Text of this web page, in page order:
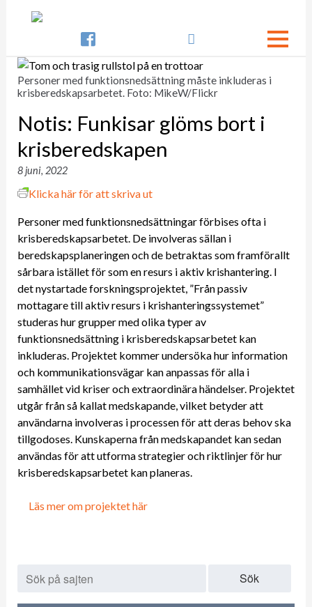

Personer med funktionsnedsättning måste inkluderas i
krisberedskapsarbetet. Foto: MikeW/Flickr
Notis: Funkisar glöms bort i
krisberedskapen
8 juni, 2022
Klicka här för att skriva ut
Personer med funktionsnedsättningar förbises ofta i
krisberedskapsarbetet. De involveras sällan i
beredskapsplaneringen och de betraktas som framförallt
sårbara istället för som en resurs i aktiv krishantering. I
det nystartade forskningsprojektet, ”Från passiv
mottagare till aktiv resurs i krishanteringssystemet”
studeras hur grupper med olika typer av
funktionsnedsättning i krisberedskapsarbetet kan
inkluderas. Projektet kommer undersöka hur information
och kommunikationsvägar kan anpassas för alla i
samhället vid kriser och extraordinära händelser. Projektet
utgår från så kallat medskapande, vilket betyder att
användarna involveras i processen för att deras behov ska
tillgodoses. Kunskaperna från medskapandet kan sedan
användas för att utforma strategier och riktlinjer för hur
krisberedskapsarbetet kan planeras.
Läs mer om projektet här
Sök